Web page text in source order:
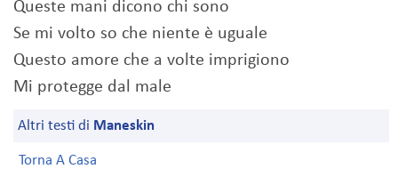
Queste mani dicono chi sono
Se mi volto so che niente è uguale
Questo amore che a volte imprigiono
Mi protegge dal male
Altri testi di Maneskin
Torna A Casa